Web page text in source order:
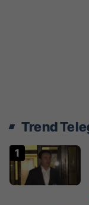
Trend